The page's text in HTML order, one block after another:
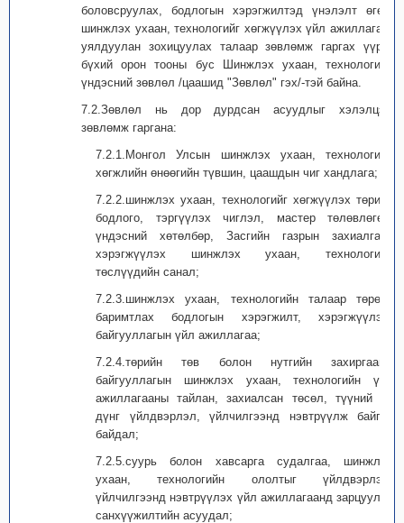
боловсруулах, бодлогын хэрэгжилтэд үнэлэлт өгөх,
шинжлэх ухаан, технологийг хөгжүүлэх үйл ажиллагааг
уялдуулан зохицуулах талаар зөвлөмж гаргах үүрэг
бүхий орон тооны бус Шинжлэх ухаан, технологийн
үндэсний зөвлөл /цаашид "Зөвлөл" гэх/-тэй байна.
7.2.Зөвлөл нь дор дурдсан асуудлыг хэлэлцэж
зөвлөмж гаргана:
7.2.1.Монгол Улсын шинжлэх ухаан, технологийн
хөгжлийн өнөөгийн түвшин, цаашдын чиг хандлага;
7.2.2.шинжлэх ухаан, технологийг хөгжүүлэх төрийн
бодлого, тэргүүлэх чиглэл, мастер төлөвлөгөө,
үндэсний хөтөлбөр, Засгийн газрын захиалгаар
хэрэгжүүлэх шинжлэх ухаан, технологийн
төслүүдийн санал;
7.2.3.шинжлэх ухаан, технологийн талаар төрөөс
баримтлах бодлогын хэрэгжилт, хэрэгжүүлэгч
байгууллагын үйл ажиллагаа;
7.2.4.төрийн төв болон нутгийн захиргааны
байгууллагын шинжлэх ухаан, технологийн үйл
ажиллагааны тайлан, захиалсан төсөл, түүний үр
дүнг үйлдвэрлэл, үйлчилгээнд нэвтрүүлж байгаа
байдал;
7.2.5.суурь болон хавсарга судалгаа, шинжлэх
ухаан, технологийн ололтыг үйлдвэрлэл,
үйлчилгээнд нэвтрүүлэх үйл ажиллагаанд зарцуулах
санхүүжилтийн асуудал;